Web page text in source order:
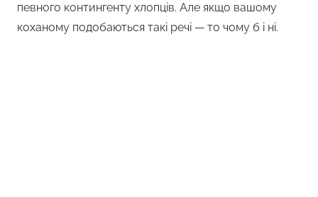
певного контингенту хлопців. Але якщо вашому
коханому подобаються такі речі — то чому б і ні.